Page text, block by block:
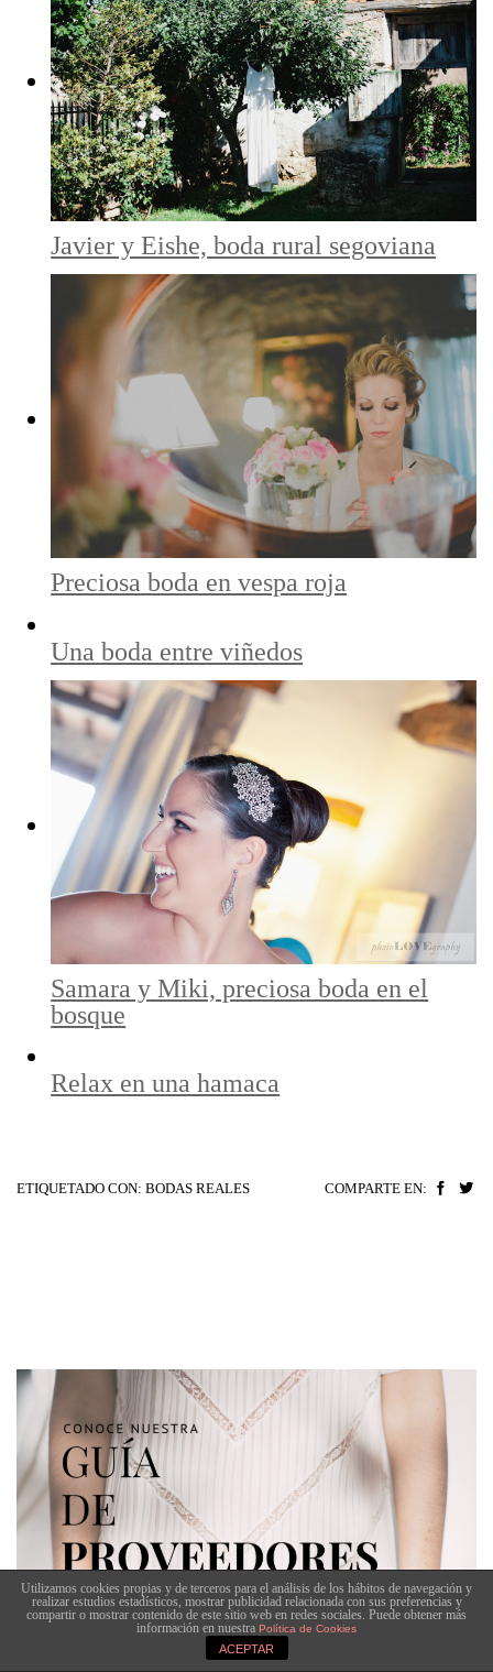
Javier y Eishe, boda rural segoviana
Preciosa boda en vespa roja
Una boda entre viñedos
Samara y Miki, preciosa boda en el
bosque
Relax en una hamaca
ETIQUETADO CON: BODAS REALES COMPARTE EN:
Utilizamos cookies propias y de terceros para el análisis de los hábitos de navegación y
realizar estudios estadísticos, mostrar publicidad relacionada con sus preferencias y
compartir o mostrar contenido de este sitio web en redes sociales. Puede obtener más
información en nuestra Política de Cookies
ACEPTAR